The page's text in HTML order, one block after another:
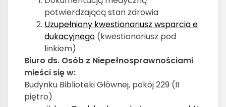
potwierdzającą stan zdrowia
Uzupełniony kwestionariusz wsparcia e
dukacyjnego (kwestionariusz pod
linkiem)
Biuro ds. Osób z Niepełnosprawnościami
mieści się w:
Budynku Biblioteki Głównej, pokój 229 (II
piętro)